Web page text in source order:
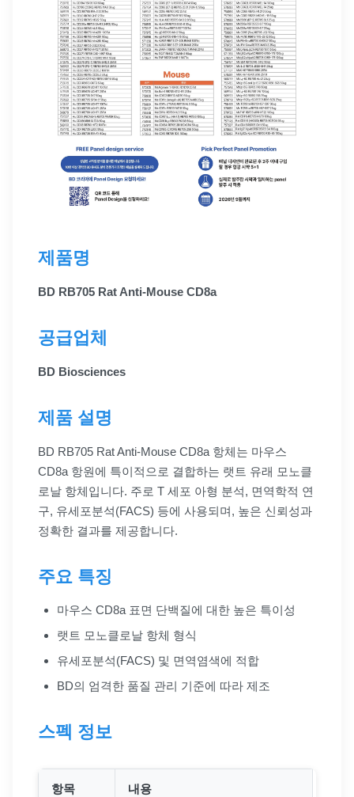
제품명
BD RB705 Rat Anti-Mouse CD8a
공급업체
BD Biosciences
제품 설명
BD RB705 Rat Anti-Mouse CD8a 항체는 마우스
CD8a 항원에 특이적으로 결합하는 랫트 유래 모노클
로날 항체입니다. 주로 T 세포 아형 분석, 면역학적 연
구, 유세포분석(FACS) 등에 사용되며, 높은 신뢰성과
정확한 결과를 제공합니다.
주요 특징
마우스 CD8a 표면 단백질에 대한 높은 특이성
랫트 모노클로날 항체 형식
유세포분석(FACS) 및 면역염색에 적합
BD의 엄격한 품질 관리 기준에 따라 제조
스펙 정보
항목 내용